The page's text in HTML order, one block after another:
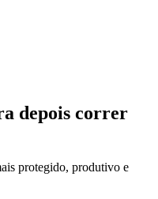
depois correr
protegido, produtivo e